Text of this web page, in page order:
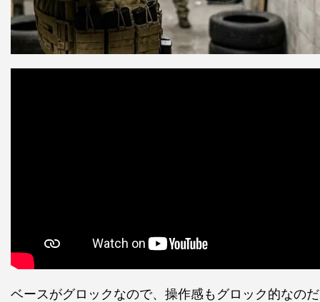
ベースがグロックなので、操作感もグロック的なのだ